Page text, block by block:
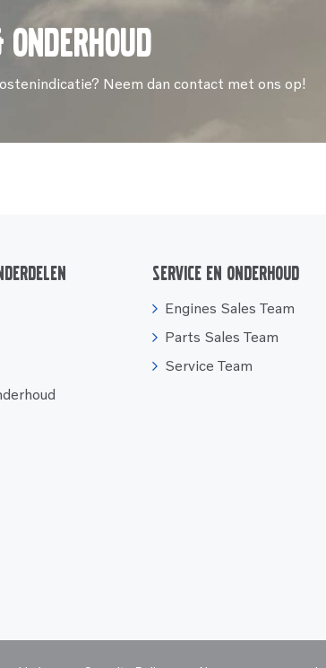
onderhoud
Neem dan contact met ons op!
Service en onderhoud
Engines Sales Team
Parts Sales Team
Service Team